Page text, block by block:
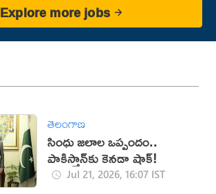
Explore more jobs
తెలంగాణ
సింధు జలాల ఒప్పందం..
పాకిస్తాన్‌కు కెనడా షాక్!
Jul 21, 2026, 16:07 IST